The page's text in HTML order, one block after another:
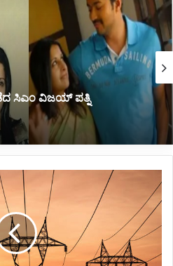
ಸಿಎಂ ವಿಜಯ್ ಪತ್ನಿ